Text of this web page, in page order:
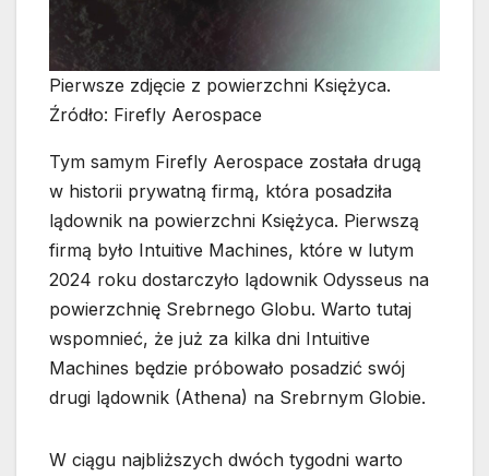
Pierwsze zdjęcie z powierzchni Księżyca.
Źródło: Firefly Aerospace
Tym samym Firefly Aerospace została drugą
w historii prywatną firmą, która posadziła
lądownik na powierzchni Księżyca. Pierwszą
firmą było Intuitive Machines, które w lutym
2024 roku dostarczyło lądownik Odysseus na
powierzchnię Srebrnego Globu. Warto tutaj
wspomnieć, że już za kilka dni Intuitive
Machines będzie próbowało posadzić swój
drugi lądownik (Athena) na Srebrnym Globie.
W ciągu najbliższych dwóch tygodni warto